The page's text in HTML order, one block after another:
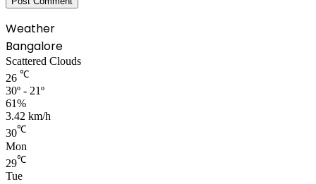
Weather
Bangalore
Scattered Clouds
26 ℃
30º - 21º
61%
3.42 km/h
30℃
Mon
29℃
Tue